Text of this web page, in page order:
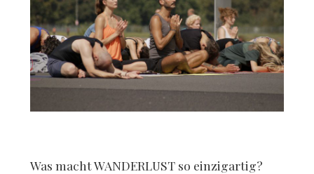
Was macht WANDERLUST so einzigartig?